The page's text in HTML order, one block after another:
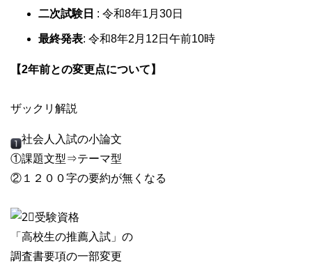
二次試験日 : 令和8年1月30日
最終発表: 令和8年2月12日午前10時
【2年前との変更点について】
ザックリ解説
社会人入試の小論文
①課題文型⇒テーマ型
②１２００字の要約が無くなる
受験資格
「高校生の推薦入試」の
調査書要項の一部変更